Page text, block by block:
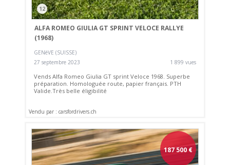
12
ALFA ROMEO GIULIA GT SPRINT VELOCE RALLYE
(1968)
GENèVE (SUISSE)
27 septembre 2023
1 899 vues
Vends Alfa Romeo Giulia GT sprint Veloce 1968. Superbe
préparation. Homologuée route, papier français. PTH
Valide.Très belle éligibilité
Vendu par : carsfordrivers.ch
187 500€